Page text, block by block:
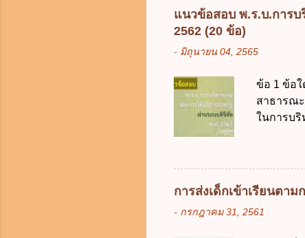
การคลัง
ธรรมเนี
ต้องการข
ของรัฐจ
ประกอบก
การจัดส
แนวข้อสอบ พ.ร.บ.การบ
2562 (20 ข้อ)
- มิถุนายน 04, 2565
ข้อ 1 ข้อใ
สาธารณ
ในการบ
(องค์กา
ระบบดิจิทั
อย่างคุ้มค่
ตามมาต
การใช้จ่า
การส่งเด็กเข้าเรียนตาม
- กรกฎาคม 31, 2561